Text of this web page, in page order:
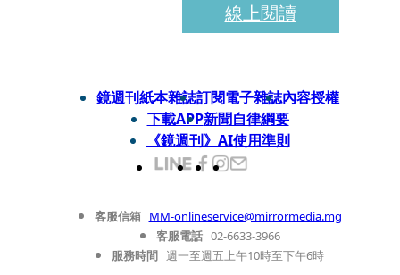
線上閱讀
鏡週刊紙本雜誌訂閱電子雜誌內容授權
下載APP新聞自律綱要
《鏡週刊》AI使用準則
客服信箱 MM-onlineservice@mirrormedia.mg
客服電話 02-6633-3966
服務時間 週一至週五上午10時至下午6時